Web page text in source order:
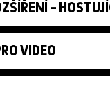
–
VIDEO